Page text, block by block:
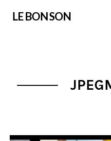
LE BON SON